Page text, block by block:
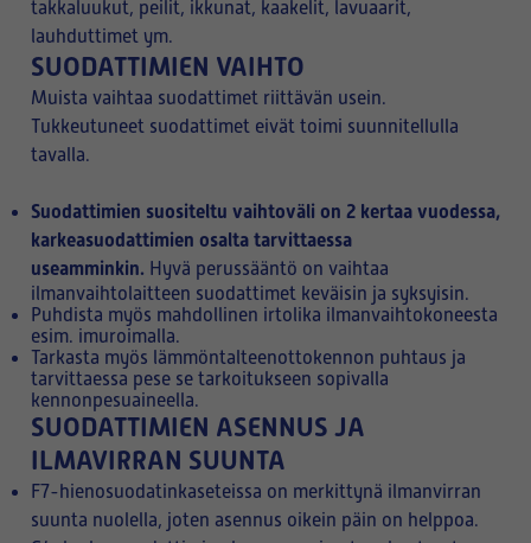
takkaluukut, peilit, ikkunat, kaakelit, lavuaarit,
lauhduttimet ym.
SUODATTIMIEN VAIHTO
Muista vaihtaa suodattimet riittävän usein.
Tukkeutuneet suodattimet eivät toimi suunnitellulla
tavalla.
Suodattimien suositeltu vaihtoväli on 2 kertaa vuodessa,
karkeasuodattimien osalta tarvittaessa
useamminkin. Hyvä perussääntö on vaihtaa
ilmanvaihtolaitteen suodattimet keväisin ja syksyisin.
Puhdista myös mahdollinen irtolika ilmanvaihtokoneesta
esim. imuroimalla.
Tarkasta myös lämmöntalteenottokennon puhtaus ja
tarvittaessa pese se tarkoitukseen sopivalla
kennonpesuaineella.
SUODATTIMIEN ASENNUS JA
ILMAVIRRAN SUUNTA
F7-hienosuodatinkaseteissa on merkittynä ilmanvirran
suunta nuolella, joten asennus oikein päin on helppoa.